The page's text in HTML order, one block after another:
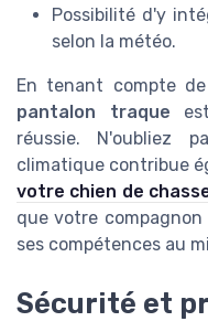
Possibilité d'y
selon la météo.
En tenant compte
pantalon traque
réussie. N'oubliez
climatique contribue
votre chien de
que votre
ses compétences au
Sécurité et